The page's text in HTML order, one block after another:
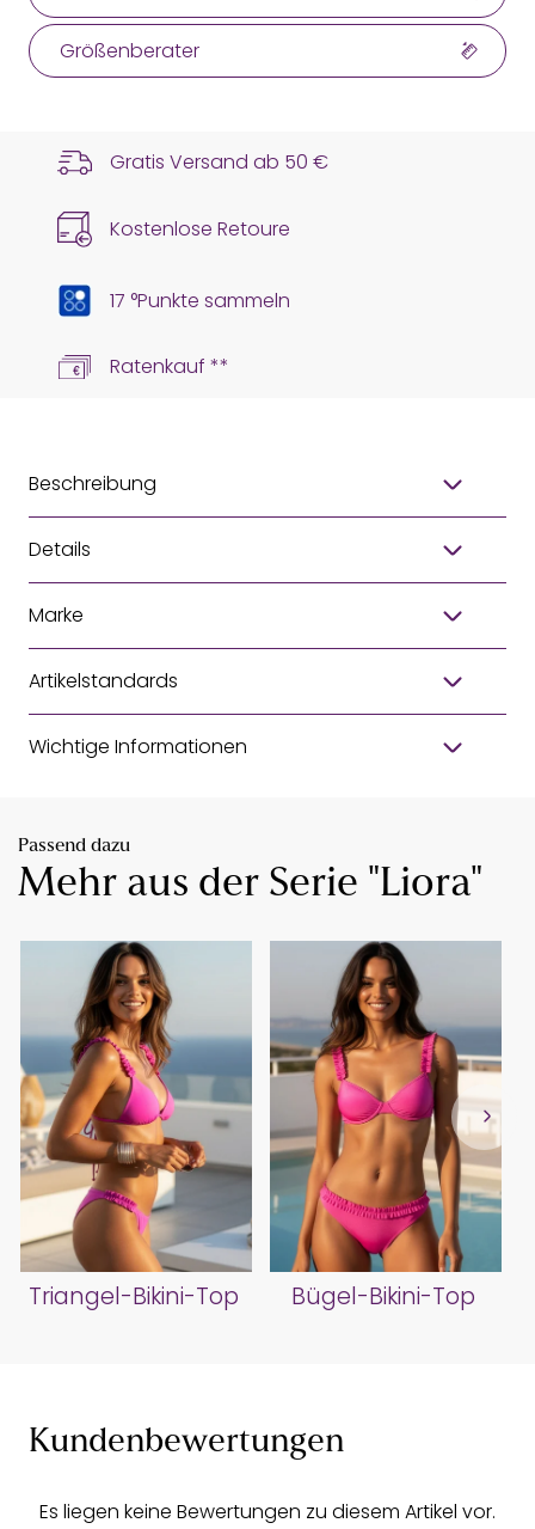
Größenberater
Gratis Versand ab 50 €
Kostenlose Retoure
17 °Punkte sammeln
Ratenkauf **
Beschreibung
Details
Marke
Artikelstandards
Wichtige Informationen
Passend dazu
Mehr aus der Serie "Liora"
Triangel-Bikini-Top Bügel-Bikini-Top
Kundenbewertungen
Es liegen keine Bewertungen zu diesem Artikel vor.